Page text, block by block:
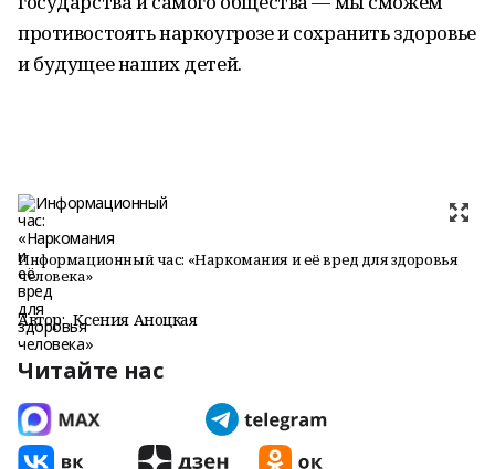
противостоять наркоугрозе и сохранить здоровье
и будущее наших детей.
Информационный час: «Наркомания и её вред для здоровья
человека»
Автор: Ксения Аноцкая
Читайте нас